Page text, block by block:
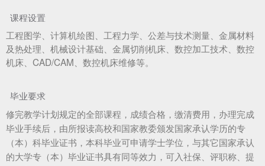
课程设置
工程图学、计算机绘图、工程力学、公差与技术测量、金属材料
及热处理、机械设计基础、金属切削机床、数控加工技术、数控
机床、CAD/CAM、数控机床维修等。
毕业要求
修完教学计划规定的全部课程，成绩合格，缴清费用，办理完成
毕业手续后，由所报读高校和国家教委颁发国家承认学历的专
（本）科毕业证书，本科毕业可申请学士学位，与其它国家承认
的大学专（本）毕业证书具有同等效力，可入社保、评职称、提